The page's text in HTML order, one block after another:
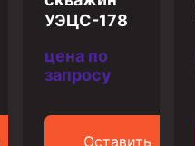
УЭЦС-178
цена по
запросу
Оставить